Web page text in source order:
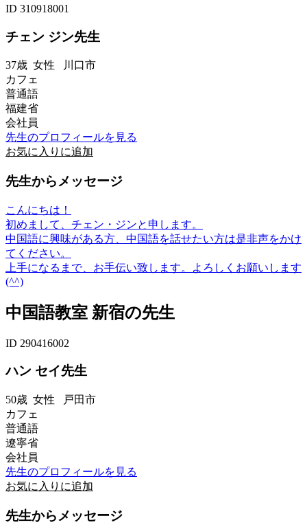
ID 310918001
チェン ジン先生
37歳 女性 川口市
カフェ
普通語
福建省
会社員
先生のプロフィールを見る
お気に入りに追加
先生からメッセージ
こんにちは！
初めまして、チェン・ジンと申します。
中国語に興味がある方、中国語を話せたい方は是非声をかけ
てください。
上手になるまで、お手伝い致します。よろしくお願いします
(^^)
中国語教室 新宿の先生
ID 290416002
ハン セイ先生
50歳 女性 戸田市
カフェ
普通語
遼寧省
会社員
先生のプロフィールを見る
お気に入りに追加
先生からメッセージ